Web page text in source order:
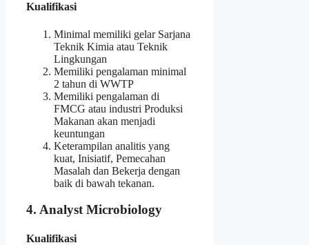
Kualifikasi
Minimal memiliki gelar Sarjana
Teknik Kimia atau Teknik
Lingkungan
Memiliki pengalaman minimal
2 tahun di WWTP
Memiliki pengalaman di
FMCG atau industri Produksi
Makanan akan menjadi
keuntungan
Keterampilan analitis yang
kuat, Inisiatif, Pemecahan
Masalah dan Bekerja dengan
baik di bawah tekanan.
4. Analyst Microbiology
Kualifikasi